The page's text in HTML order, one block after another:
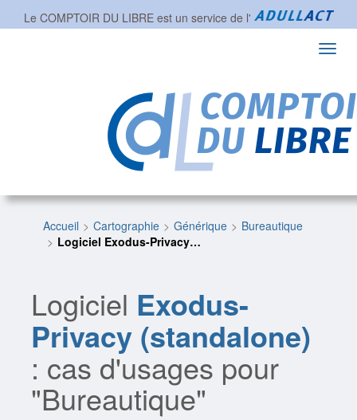
Le COMPTOIR DU LIBRE est un service de l'
Accueil Cartographie Générique
Bureautique
Logiciel Exodus-Privacy…
Logiciel Exodus-
Privacy (standalone)
: cas d'usages pour
"Bureautique"